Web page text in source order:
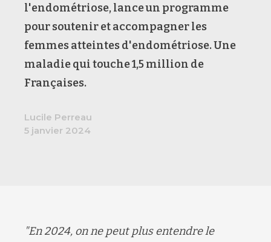
l'endométriose, lance un programme
pour soutenir et accompagner les
femmes atteintes d'endométriose. Une
maladie qui touche 1,5 million de
Françaises.
Lucile Perreau
5 janvier 2024
"En 2024, on ne peut plus entendre le